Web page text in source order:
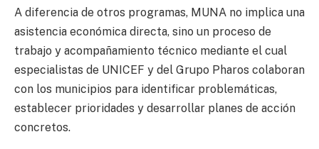
A diferencia de otros programas, MUNA no implica una
asistencia económica directa, sino un proceso de
trabajo y acompañamiento técnico mediante el cual
especialistas de UNICEF y del Grupo Pharos colaboran
con los municipios para identificar problemáticas,
establecer prioridades y desarrollar planes de acción
concretos.